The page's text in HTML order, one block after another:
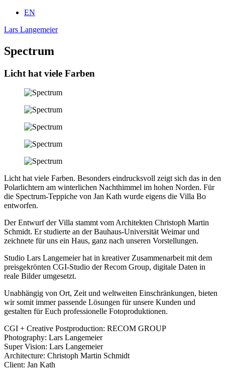
EN
Lars Langemeier
Spectrum
Licht hat viele Farben
Licht hat viele Farben. Besonders eindrucksvoll zeigt sich das in den
Polarlichtern am winterlichen Nachthimmel im hohen Norden. Für
die Spectrum-Teppiche von Jan Kath wurde eigens die Villa Bo
entworfen.
Der Entwurf der Villa stammt vom Architekten Christoph Martin
Schmidt. Er studierte an der Bauhaus-Universität Weimar und
zeichnete für uns ein Haus, ganz nach unseren Vorstellungen.
Studio Lars Langemeier hat in kreativer Zusammenarbeit mit dem
preisgekrönten CGI-Studio der Recom Group, digitale Daten in
reale Bilder umgesetzt.
Unabhängig von Ort, Zeit und weltweiten Einschränkungen, bieten
wir somit immer passende Lösungen für unsere Kunden und
gestalten für Euch professionelle Fotoproduktionen.
CGI + Creative Postproduction: RECOM GROUP
Photography: Lars Langemeier
Super Vision: Lars Langemeier
Architecture: Christoph Martin Schmidt
Client: Jan Kath